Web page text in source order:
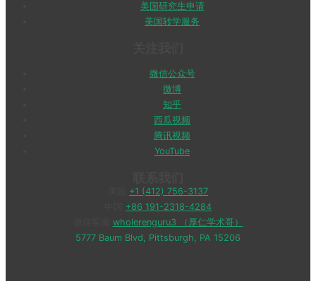
美国研究生申请
美国转学服务
微信公众号
微博
知乎
西瓜视频
腾讯视频
YouTube
+1 (412) 756-3137
+86 191-2318-4284
wholerenguru3 （厚仁学术哥）
5777 Baum Blvd, Pittsburgh, PA 15206